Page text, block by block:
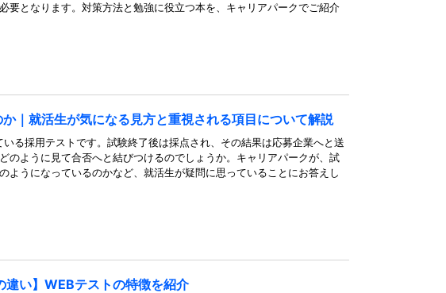
要となります。対策方法と勉強に役立つ本を、キャリアパークでご紹介
｜就活生が気になる見方と重視される項目について解説
る採用テストです。試験終了後は採点され、その結果は応募企業へと送
のように見て合否へと結びつけるのでしょうか。キャリアパークが、試
ようになっているのかなど、就活生が疑問に思っていることにお答えし
違い】WEBテストの特徴を紹介